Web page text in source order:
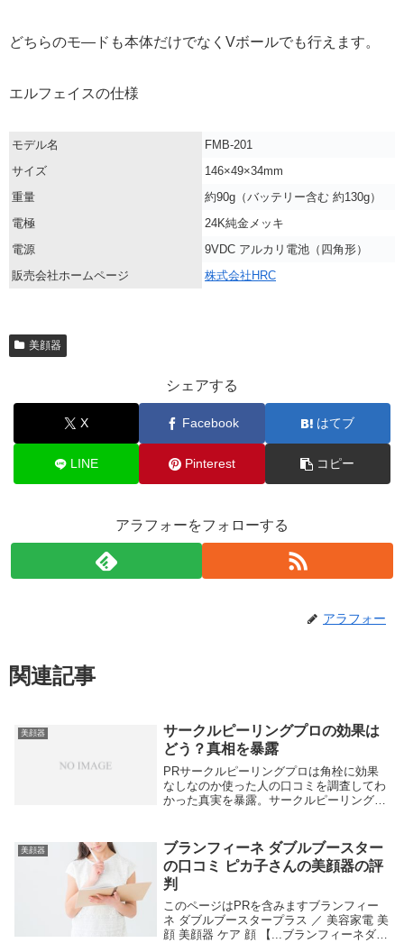
どちらのモ―ドも本体だけでなくVボールでも行えます。
エルフェイスの仕様
モデル名
FMB-201
サイズ
146×49×34mm
重量
約90g（バッテリー含む 約130g）
電極
24K純金メッキ
電源
9VDC アルカリ電池（四角形）
販売会社ホームページ
株式会社HRC
美顔器
シェアする
X Facebook はてブ
LINE Pinterest コピー
アラフォーをフォローする
アラフォー
関連記事
美顔器
サークルピーリングプロの効果は
どう？真相を暴露
PRサークルピーリングプロは角栓に効果
なしなのか使った人の口コミを調査してわ
かった真実を暴露。サークルピーリングプ
紫外線トラブルの悩み、頑固な角質を超音
波の力できれ...
美顔器
ブランフィーネ ダブルブースター
の口コミ ピカ子さんの美顔器の評
判
このページはPRを含みますブランフィー
ネ ダブルブースタープラス ／ 美容家電 美
顔 美顔器 ケア 顔 【...ブランフィーネダブ